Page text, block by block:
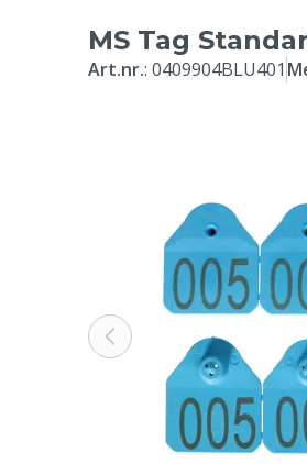
MS Tag
Art.nr.: 0409904BLU401